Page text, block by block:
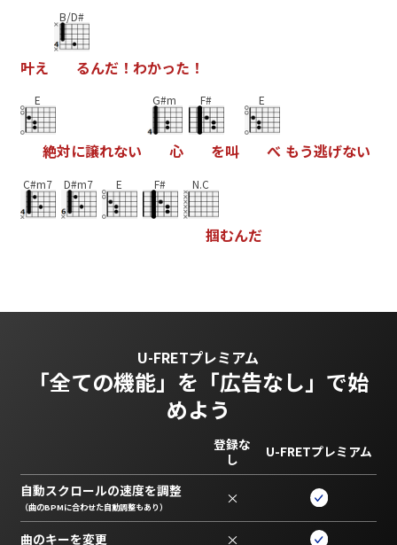
叶え
B/D#
るんだ！ わかった ！
E
絶対に譲れない
G#m
心
F#
を叫
E
べ もう逃げない
C#m7 D#m7 E F# N.C
掴むんだ
U-FRETプレミアム
「全ての機能」を 「広告なし」で始
めよう
登録な
し
U-FRETプレミアム
自動スクロールの速度を調整
（曲のBPMに合わせた自動調整もあり） ×
曲のキーを変更 ×